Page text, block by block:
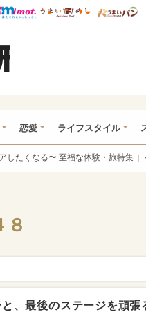
レぴあ総研 ディズニー特集
mimot. うまいめし
恋愛 ライフスタイル
したくなる〜 至福な体験・旅特集
８
、最後のステージを頑